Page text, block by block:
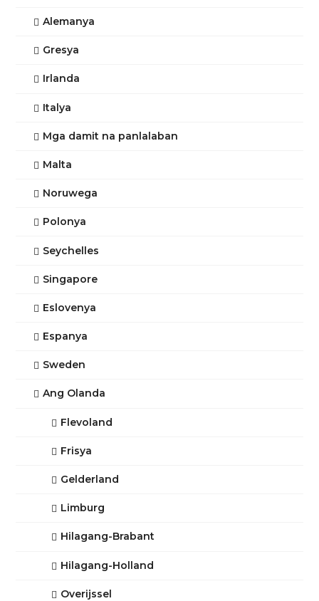
Alemanya
Gresya
Irlanda
Italya
Mga damit na panlalaban
Malta
Noruwega
Polonya
Seychelles
Singapore
Eslovenya
Espanya
Sweden
Ang Olanda
Flevoland
Frisya
Gelderland
Limburg
Hilagang-Brabant
Hilagang-Holland
Overijssel